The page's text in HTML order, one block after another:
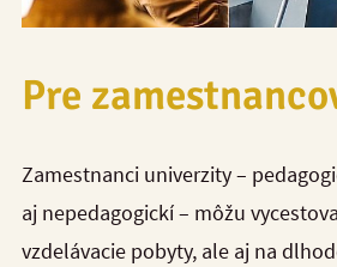
Pre
Zamestnanci univerzity –
aj nepedagogickí – môžu
vzdelávacie pobyty, ale aj na